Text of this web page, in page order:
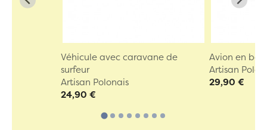
Véhicule avec caravane de
surfeur
Artisan Polonais
24,90 €
Avion en
Artisan
29,90 €